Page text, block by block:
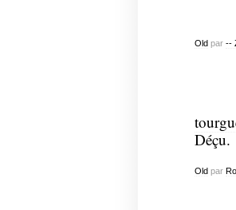
Old par --
Déçu.
Old par